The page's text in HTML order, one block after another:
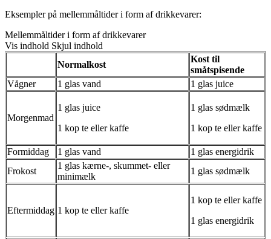
Eksempler på mellemmåltider i form af drikkevarer:
Mellemmåltider i form af drikkevarer
Vis indhold Skjul indhold
Normalkost
Kost til
småtspisende
Vågner
1 glas vand 1 glas juice
Morgenmad
1 glas juice
1 kop te eller kaffe
1 glas sødmælk
1 kop te eller kaffe
Formiddag 1 glas vand
1 glas energidrik
Frokost
1 glas kærne-, skummet- eller
minimælk
1 glas sødmælk
Eftermiddag 1 kop te eller kaffe
1 kop te eller kaffe
1 glas energidrik